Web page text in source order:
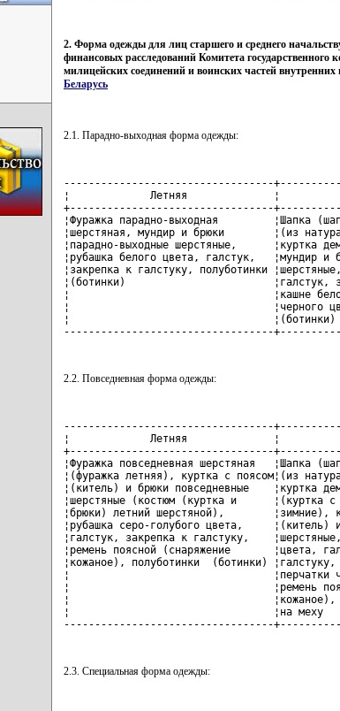
2. Форма одежды для лиц старшего и среднего
финансовых расследований Комитета
милицейских соединений и воинских частей внутренних
Беларусь
2.1. Парадно-выходная форма одежды:
----------------------------------
¦             Летняя              ¦
+---------------------------------
¦Фуражка парадно-выходная         ¦Шапка
¦шерстяная, мундир и брюки        ¦(из
¦парадно-выходные шерстяные,      ¦куртка
¦рубашка белого цвета, галстук,   ¦мундир и
¦закрепка к галстуку, полуботинки
¦(ботинки)                        ¦галстук,
¦                                 ¦кашне белого
¦                                 ¦черного
¦                                 ¦(ботинки)
----------------------------------
2.2. Повседневная форма одежды:
----------------------------------
¦             Летняя              ¦
+---------------------------------
¦Фуражка повседневная шерстяная   ¦Шапка
¦(фуражка летняя), куртка с поясом¦(из
¦(китель) и брюки повседневные    ¦куртка
¦шерстяные (костюм (куртка и      ¦(куртка
¦брюки) летний шерстяной),
¦рубашка серо-голубого цвета,     ¦(китель)
¦галстук, закрепка к галстуку,
¦ремень поясной (снаряжение       ¦цвета,
¦кожаное), полуботинки  (ботинки)
¦                                 ¦перчатки
¦                                 ¦ремень
¦                                 ¦кожаное),
¦                                 ¦на
----------------------------------
2.3. Специальная форма одежды: